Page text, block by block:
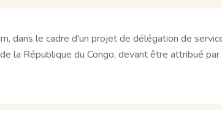
dans le cadre d'un projet de délégation de
la République du Congo, devant être attribué